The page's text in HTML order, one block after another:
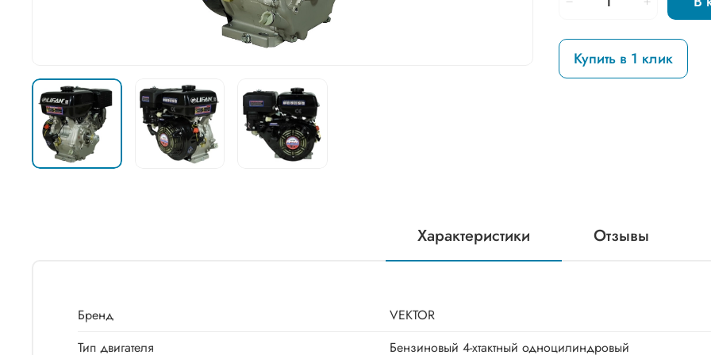
Купить в 1 клик
Характеристики Отзывы
Бренд
VEKTOR
Тип двигателя
Бензиновый 4-хтактный одноцилиндровый